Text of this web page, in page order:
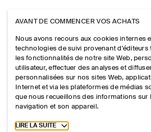
AVANT DE COMMENCER VOS ACHATS
Nous avons recours aux cookies internes
technologies de suivi provenant
les fonctionnalités de notre site Web,
utilisateur, effectuer des analyses et
personnalisées sur nos sites Web,
Internet et via les plateformes de médias
que nous recueillons des informations sur
navigation et son appareil.
Toggle more cookie information
LIRE LA SUITE